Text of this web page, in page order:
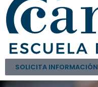
SOLICITA INFORMACIÓN